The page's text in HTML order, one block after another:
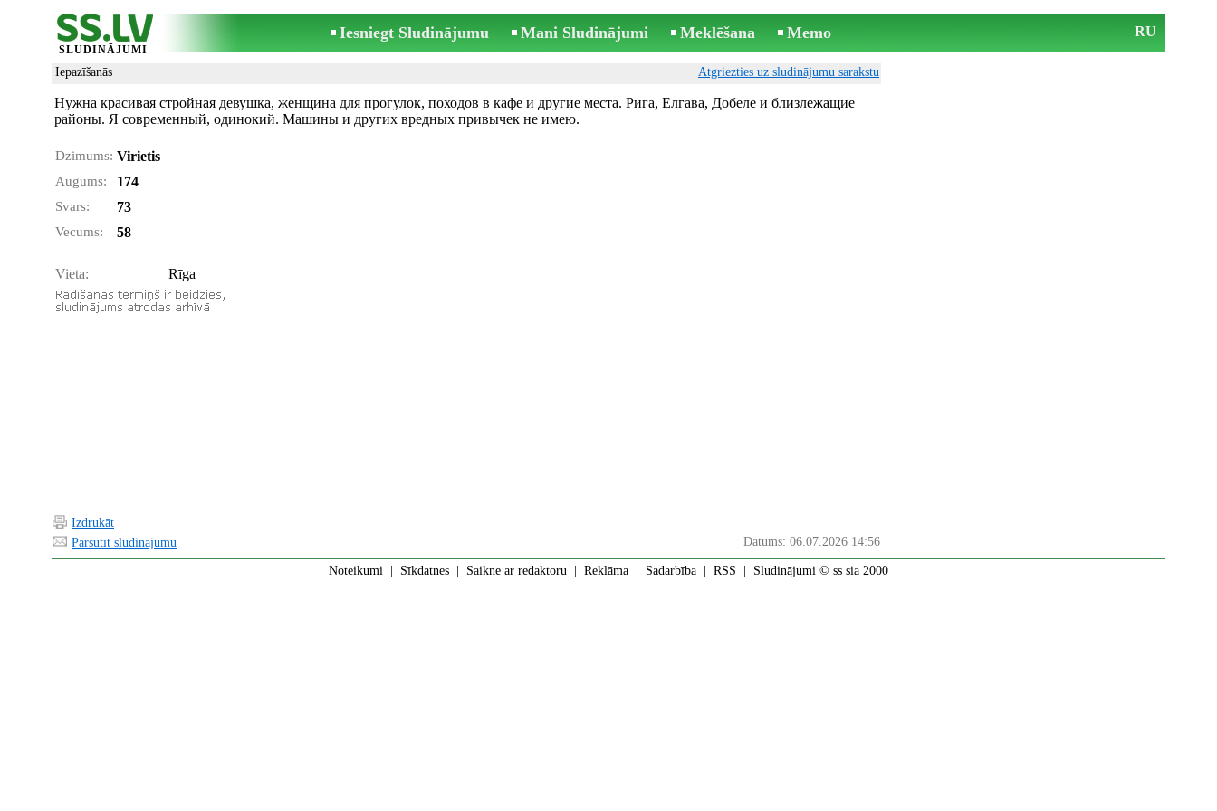
SLUDINĀJUMI
Iesniegt Sludinājumu Mani Sludinājumi Meklēšana Memo RU
Iepazīšanās Atgriezties uz sludinājumu sarakstu
Нужна красивая стройная девушка, женщина для прогулок, походов в кафе и другие места. Рига, Елгава, Добеле и близлежащие
районы. Я современный, одинокий. Машины и других вредных привычек не имею.
Dzimums: Virietis
Augums: 174
Svars: 73
Vecums: 58
Vieta: Rīga
Izdrukāt
Pārsūtīt sludinājumu
Datums: 06.07.2026 14:56
Noteikumi Sīkdatnes Saikne ar redaktoru Reklāma Sadarbība RSS | Sludinājumi © ss sia 2000